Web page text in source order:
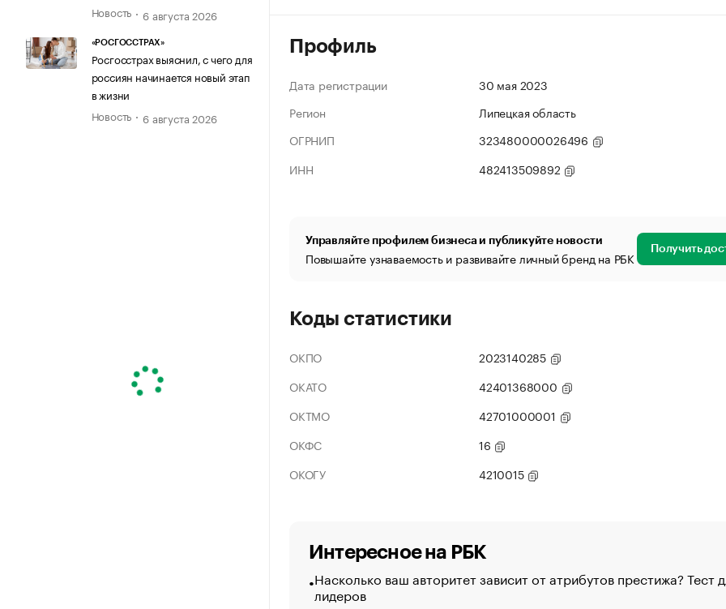
Новость
6 августа 2026
«РОСГОССТРАХ»
Росгосстрах выяснил, с чего для
россиян начинается новый этап
в жизни
Новость
6 августа 2026
Профиль
Дата регистрации
30 мая 2023
Регион
Липецкая область
ОГРНИП
323480000026496
ИНН
482413509892
Управляйте профилем бизнеса и публикуйте новости
Повышайте узнаваемость и развивайте личный бренд на РБК Получить
Коды статистики
ОКПО
2023140285
ОКАТО
42401368000
ОКТМО
42701000001
ОКФС
16
ОКОГУ
4210015
Интересное на РБК
Насколько ваш авторитет зависит от атрибутов престижа? Тест
лидеров